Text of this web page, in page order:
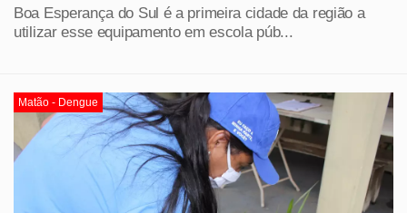
Boa Esperança do Sul é a primeira cidade da região a
utilizar esse equipamento em escola púb...
Matão - Dengue